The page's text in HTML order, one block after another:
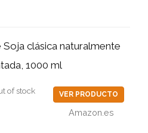
Soja clásica naturalmente
1000 ml
of stock VER PRODUCTO
Amazon.es